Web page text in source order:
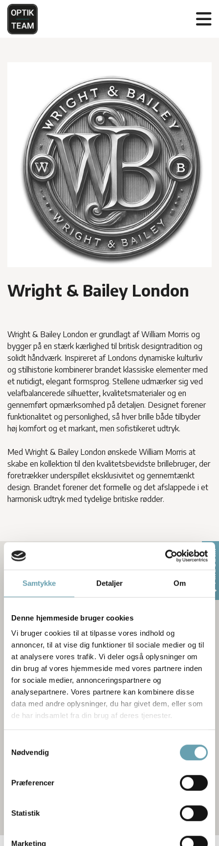
Samtykke Detaljer Om
Denne hjemmeside bruger cookies
Vi bruger cookies til at tilpasse vores indhold og
annoncer, til at vise dig funktioner til sociale medier og til
at analysere vores trafik. Vi deler også oplysninger om
din brug af vores hjemmeside med vores partnere inden
for sociale medier, annonceringspartnere og
analysepartnere. Vores partnere kan kombinere disse
data med andre oplysninger, du har givet dem, eller som
de har indsamlet fra din brug af deres tjenester.
Nødvendig
Præferencer
Statistik
Marketing
Wright & Bailey London
Wright & Bailey London er grundlagt af William Morris og
bygger på en stærk kærlighed til britisk designtradition og
solidt håndværk. Inspireret af Londons dynamiske kulturliv
og stilhistorie kombinerer brandet klassiske elementer med
et nutidigt, elegant formsprog. Stellene udmærker sig ved
velafbalancerede silhuetter, kvalitetsmaterialer og en
gennemført opmærksomhed på detaljen. Designet forener
funktionalitet og personlighed, så hver brille både tilbyder
høj komfort og et markant, men sofistikeret udtryk.
Med Wright & Bailey London ønskede William Morris at
skabe en kollektion til den kvalitetsbevidste brillebruger, der
foretrækker underspillet eksklusivitet og gennemtænkt
design. Brandet forener det formelle og det afslappede i et
harmonisk udtryk med tydelige britiske rødder.
Find butik